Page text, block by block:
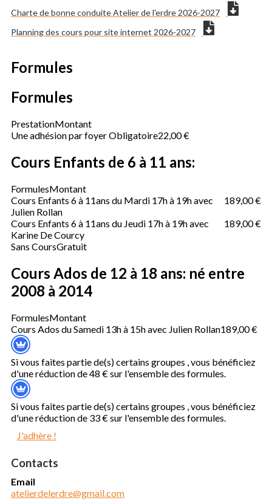
Charte de bonne conduite Atelier de l'erdre 2026-2027
Planning des cours pour site internet 2026-2027
Formules
Formules
PrestationMontant
Une adhésion par foyer Obligatoire22,00 €
Cours Enfants de 6 à 11 ans:
FormulesMontant
Cours Enfants 6 à 11ans du Mardi 17h à 19h avec
Julien Rollan
189,00 €
Cours Enfants 6 à 11ans du Jeudi 17h à 19h avec
Karine De Courcy
189,00 €
Sans CoursGratuit
Cours Ados de 12 à 18 ans: né entre
2008 à 2014
FormulesMontant
Cours Ados du Samedi 13h à 15h avec Julien Rollan189,00 €
Si vous faites partie de(s) certains groupes , vous bénéficiez
d'une réduction de 48 € sur l'ensemble des formules.
Si vous faites partie de(s) certains groupes , vous bénéficiez
d'une réduction de 33 € sur l'ensemble des formules.
J'adhère !
Contacts
Email
atelierdelerdre@gmail.com